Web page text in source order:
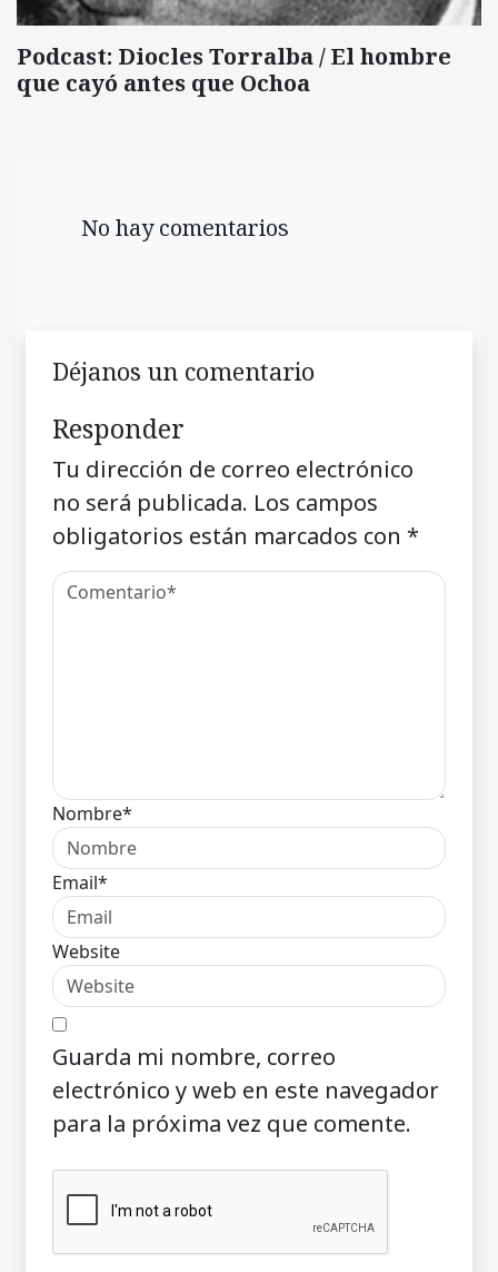
Podcast: Diocles Torralba / El hombre
que cayó antes que Ochoa
No hay comentarios
Déjanos un comentario
Responder
Tu dirección de correo electrónico
no será publicada. Los campos
obligatorios están marcados con *
Nombre*
Email*
Website
Guarda mi nombre, correo
electrónico y web en este navegador
para la próxima vez que comente.